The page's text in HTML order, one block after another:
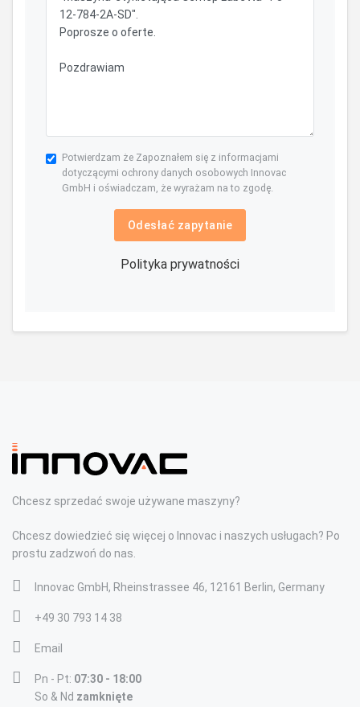
Potwierdzam że Zapoznałem się z informacjami
dotyczącymi ochrony danych osobowych Innovac
GmbH i oświadczam, że wyrażam na to zgodę.
Odesłać zapytanie
Polityka prywatności
Chcesz sprzedać swoje używane maszyny?
Chcesz dowiedzieć się więcej o Innovac i naszych usługach? Po
prostu zadzwoń do nas.
Innovac GmbH, Rheinstrassee 46, 12161 Berlin, Germany
+49 30 793 14 38
Email
Pn - Pt: 07:30 - 18:00
So & Nd zamknięte